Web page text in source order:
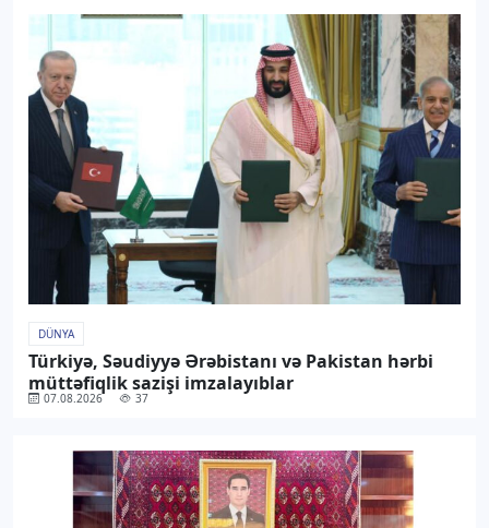
DÜNYA
Türkiyə, Səudiyyə Ərəbistanı və Pakistan hərbi
müttəfiqlik sazişi imzalayıblar
07.08.2026 37